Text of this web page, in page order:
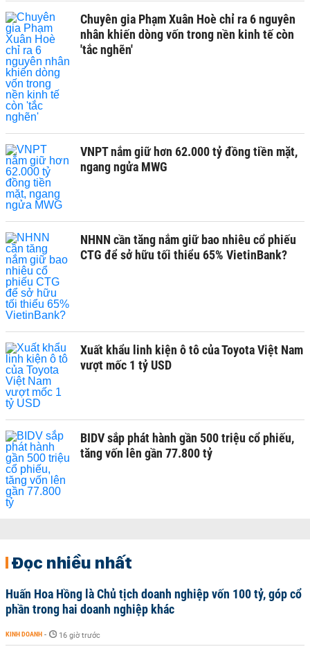
Chuyên gia Phạm Xuân Hoè chỉ ra 6 nguyên
nhân khiến dòng vốn trong nền kinh tế còn
'tắc nghẽn'
VNPT nắm giữ hơn 62.000 tỷ đồng tiền mặt,
ngang ngửa MWG
NHNN cần tăng nắm giữ bao nhiêu cổ phiếu
CTG để sở hữu tối thiểu 65% VietinBank?
Xuất khẩu linh kiện ô tô của Toyota Việt Nam
vượt mốc 1 tỷ USD
BIDV sắp phát hành gần 500 triệu cổ phiếu,
tăng vốn lên gần 77.800 tỷ
Đọc nhiều nhất
Huấn Hoa Hồng là Chủ tịch doanh nghiệp vốn 100 tỷ, góp cổ
phần trong hai doanh nghiệp khác
KINH DOANH - 16 giờ trước